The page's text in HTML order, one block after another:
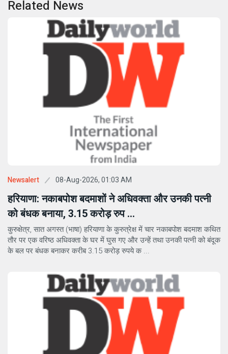
Related News
Newsalert 08-Aug-2026, 01:03 AM
हरियाणा: नकाबपोश बदमाशों ने अधिवक्ता और उनकी पत्नी
को बंधक बनाया, 3.15 करोड़ रुप ...
कुरुक्षेत्र, सात अगस्त (भाषा) हरियाणा के कुरुत्रेक्ष में चार नकाबपोश बदमाश कथित
तौर पर एक वरिष्ठ अधिवक्ता के घर में घुस गए और उन्हें तथा उनकी पत्नी को बंदूक
के बल पर बंधक बनाकर करीब 3.15 करोड़ रुपये क ...